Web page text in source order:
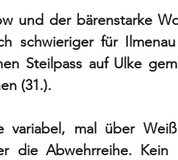
und der bärenstarke
schwieriger für
Steilpass auf Ulke
(31.).
variabel, mal über
die Abwehrreihe.